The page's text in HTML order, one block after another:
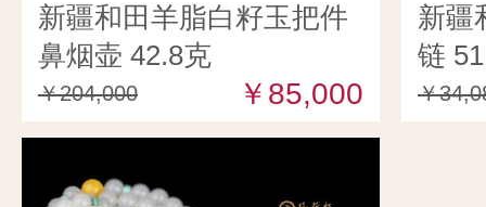
新疆和田羊脂白籽玉把件
鼻烟壶 42.8克
￥204,000 ￥85,000
新疆
链
￥